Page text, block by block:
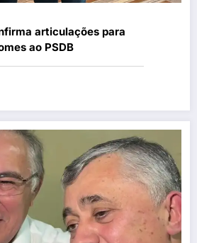
articulações para
ao PSDB